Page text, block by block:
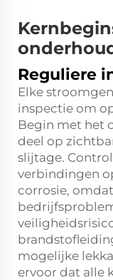
Reguliere
Elke
inspectie om
Begin met het
deel op
slijtage.
verbindingen
corrosie,
mogelijke
ervoor dat alle